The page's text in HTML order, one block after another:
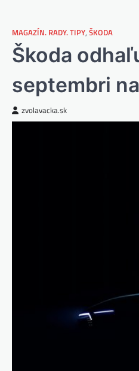
MAGAZÍN. RADY. TIPY, ŠKODA
Škoda
septembri
zvolavacka.sk